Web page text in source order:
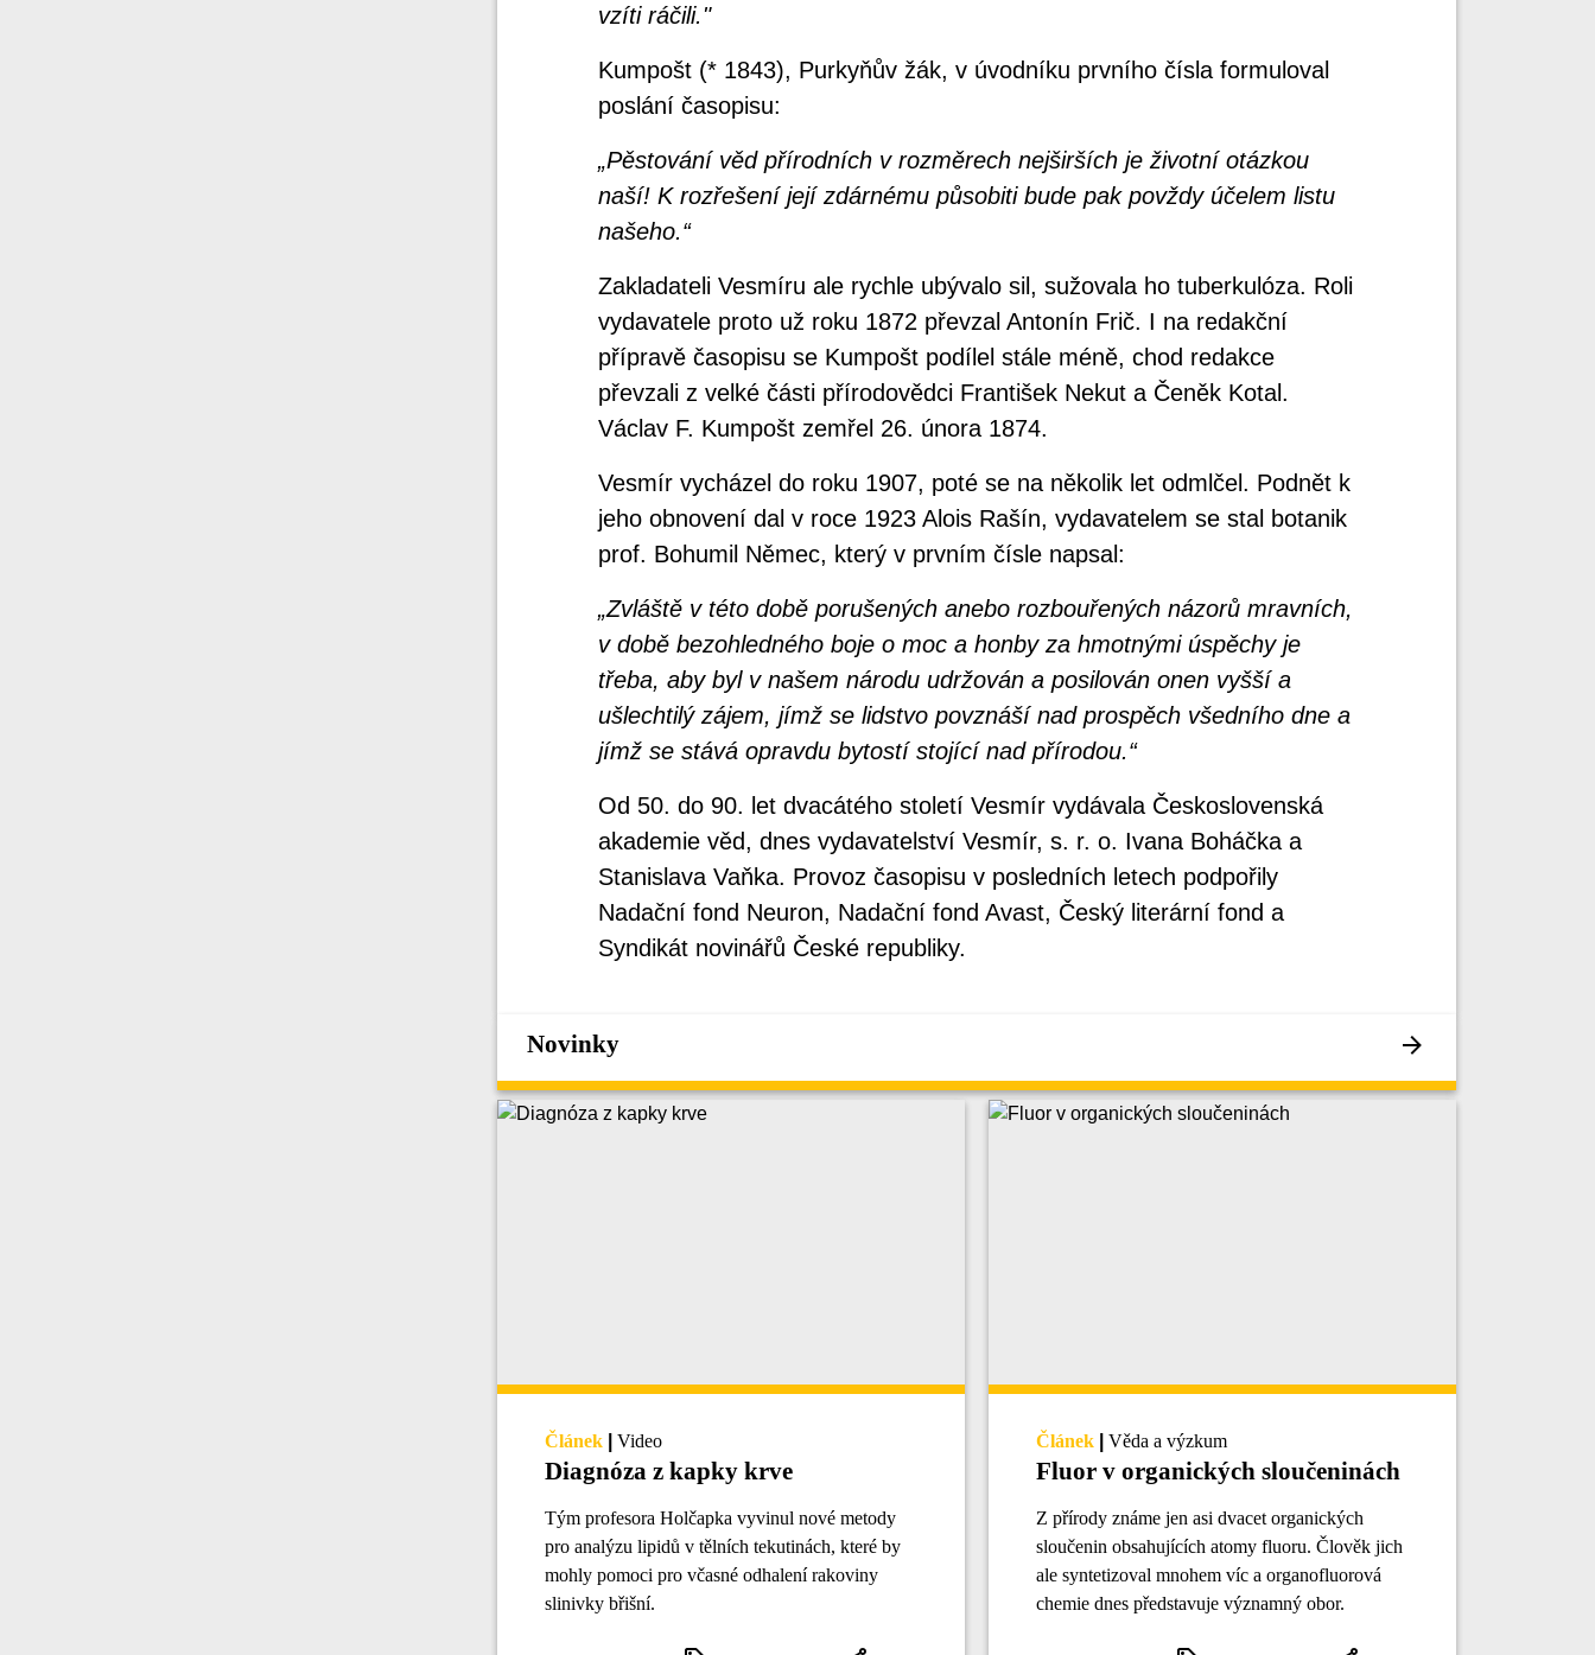
vzíti ráčili."
Kumpošt (* 1843), Purkyňův žák, v úvodníku prvního čísla formuloval
poslání časopisu:
„Pěstování věd přírodních v rozměrech nejširších je životní otázkou
naší! K rozřešení její zdárnému působiti bude pak povždy účelem listu
našeho.“
Zakladateli Vesmíru ale rychle ubývalo sil, sužovala ho tuberkulóza. Roli
vydavatele proto už roku 1872 převzal Antonín Frič. I na redakční
přípravě časopisu se Kumpošt podílel stále méně, chod redakce
převzali z velké části přírodovědci František Nekut a Čeněk Kotal.
Václav F. Kumpošt zemřel 26. února 1874.
Vesmír vycházel do roku 1907, poté se na několik let odmlčel. Podnět k
jeho obnovení dal v roce 1923 Alois Rašín, vydavatelem se stal botanik
prof. Bohumil Němec, který v prvním čísle napsal:
„Zvláště v této době porušených anebo rozbouřených názorů mravních,
v době bezohledného boje o moc a honby za hmotnými úspěchy je
třeba, aby byl v našem národu udržován a posilován onen vyšší a
ušlechtilý zájem, jímž se lidstvo povznáší nad prospěch všedního dne a
jímž se stává opravdu bytostí stojící nad přírodou.“
Od 50. do 90. let dvacátého století Vesmír vydávala Československá
akademie věd, dnes vydavatelství Vesmír, s. r. o. Ivana Boháčka a
Stanislava Vaňka. Provoz časopisu v posledních letech podpořily
Nadační fond Neuron, Nadační fond Avast, Český literární fond a
Syndikát novinářů České republiky.
Novinky
Článek Video
Diagnóza z kapky krve
Tým profesora Holčapka vyvinul nové metody
pro analýzu lipidů v tělních tekutinách, které by
mohly pomoci pro včasné odhalení rakoviny
slinivky břišní.
Článek Věda a výzkum
Fluor v organických sloučeninách
Z přírody známe jen asi dvacet organických
sloučenin obsahujících atomy fluoru. Člověk jich
ale syntetizoval mnohem víc a organofluorová
chemie dnes představuje významný obor.